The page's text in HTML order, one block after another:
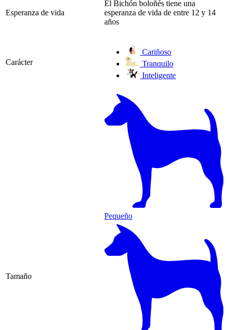
Esperanza de vida
El Bichón boloñés tiene una
esperanza de vida de entre 12 y 14
años
Carácter
Cariñoso
Tranquilo
Inteligente
Tamaño
Pequeño